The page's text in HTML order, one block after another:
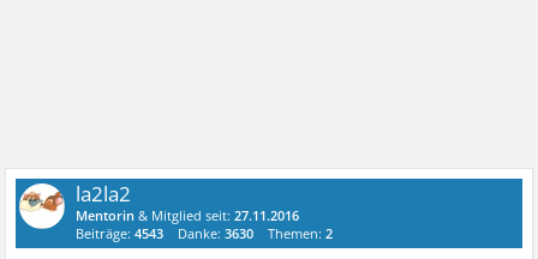
la2la2
Mentorin & Mitglied seit:27.11.2016
Beiträge:4543 Danke:3630 Themen:2